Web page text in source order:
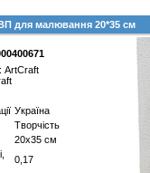
для малювання 20*35 см
ArtCraft
Україна
Творчість
20х35 см
0,17